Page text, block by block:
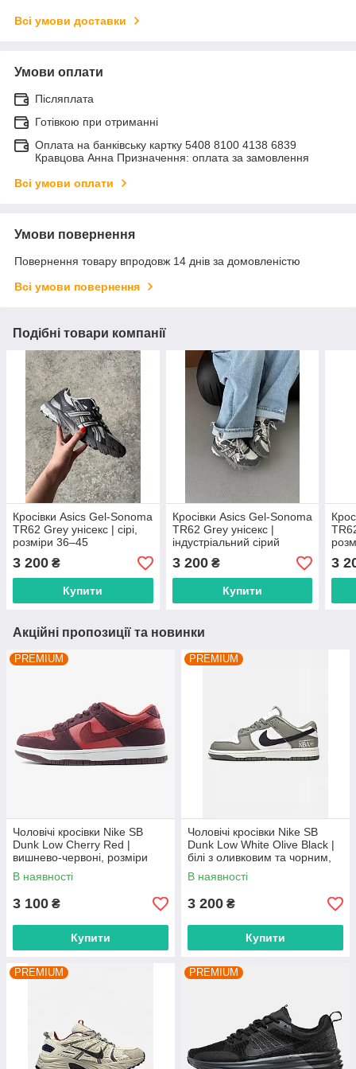
Всі умови доставки
Умови оплати
Післяплата
Готівкою при отриманні
Оплата на банківську картку 5408 8100 4138 6839
Кравцова Анна Призначення: оплата за замовлення
Всі умови оплати
Умови повернення
Повернення товару впродовж 14 днів за домовленістю
Всі умови повернення
Подібні товари компанії
Кросівки Asics Gel-Sonoma
TR62 Grey унісекс | сірі,
розміри 36–45
3 200 ₴
Купити
Кросівки Asics Gel-Sonoma
TR62 Grey унісекс |
індустріальний сірий
преміум, розміри 36–45
3 200₴
Купити
3
Акційні пропозиції та новинки
PREMIUM
Чоловічі кросівки Nike SB
Dunk Low Cherry Red |
вишнево-червоні, розміри
40–45
В наявності
3 100 ₴
Купити
PREMIUM
Чоловічі кросівки Nike SB
Dunk Low White Olive Black |
білі з оливковим та чорним,
розміри 41–45
В наявності
3 200 ₴
Купити
PREMIUM PREMIUM